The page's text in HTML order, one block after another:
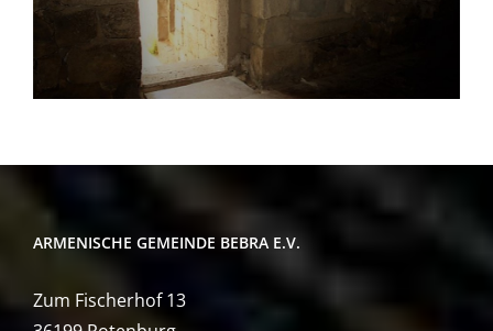
ARMENISCHE GEMEINDE BEBRA E.V.
Zum Fischerhof 13